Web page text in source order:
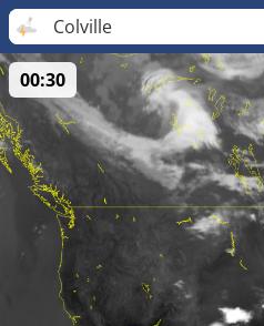
Colville
00:30